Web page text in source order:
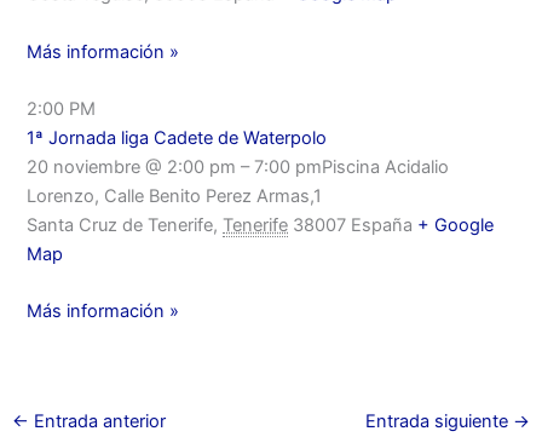
Más información »
2:00 PM
1ª Jornada liga Cadete de Waterpolo
20 noviembre @ 2:00 pm – 7:00 pmPiscina Acidalio
Lorenzo, Calle Benito Perez Armas,1
Santa Cruz de Tenerife, Tenerife 38007 España + Google
Map
Más información »
← Entrada anterior Entrada siguiente →